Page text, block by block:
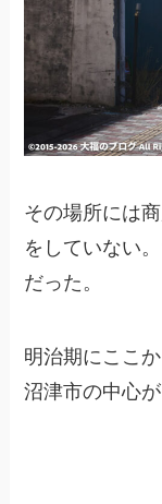
その場所には
をしていない
だった。
明治期にここ
沼津市の中心